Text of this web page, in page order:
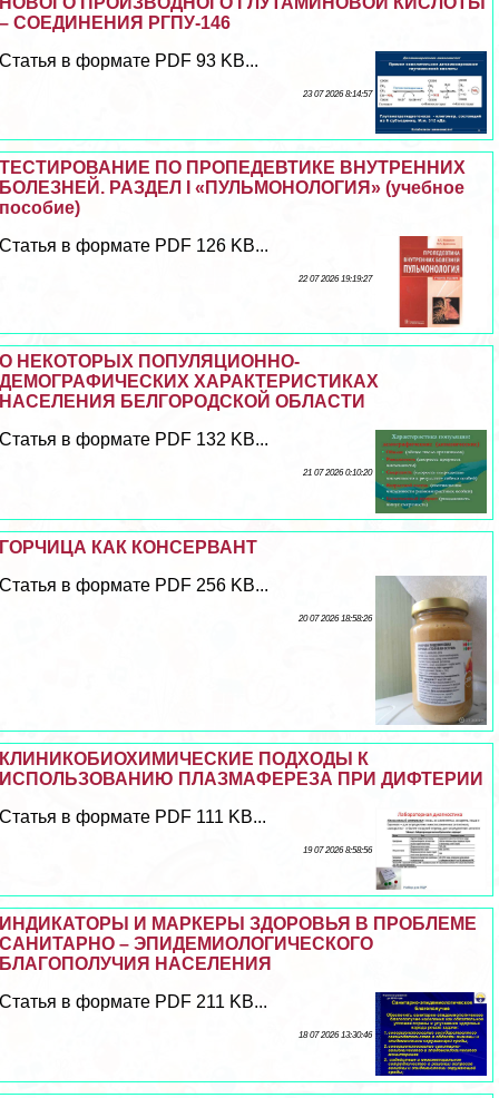
– СОЕДИНЕНИЯ РГПУ-146
Статья в формате PDF 93 KB...
23 07 2026 8:14:57
ТЕСТИРОВАНИЕ ПО ПРОПЕДЕВТИКЕ ВНУТРЕННИХ
БОЛЕЗНЕЙ. РАЗДЕЛ I «ПУЛЬМОНОЛОГИЯ» (учебное
пособие)
Статья в формате PDF 126 KB...
22 07 2026 19:19:27
О НЕКОТОРЫХ ПОПУЛЯЦИОННО-
ДЕМОГРАФИЧЕСКИХ ХАРАКТЕРИСТИКАХ
НАСЕЛЕНИЯ БЕЛГОРОДСКОЙ ОБЛАСТИ
Статья в формате PDF 132 KB...
21 07 2026 0:10:20
ГОРЧИЦА КАК КОНСЕРВАНТ
Статья в формате PDF 256 KB...
20 07 2026 18:58:26
КЛИНИКОБИОХИМИЧЕСКИЕ ПОДХОДЫ К
ИСПОЛЬЗОВАНИЮ ПЛАЗМАФЕРЕЗА ПРИ ДИФТЕРИИ
Статья в формате PDF 111 KB...
19 07 2026 8:58:56
ИНДИКАТОРЫ И МАРКЕРЫ ЗДОРОВЬЯ В ПРОБЛЕМЕ
САНИТАРНО – ЭПИДЕМИОЛОГИЧЕСКОГО
БЛАГОПОЛУЧИЯ НАСЕЛЕНИЯ
Статья в формате PDF 211 KB...
18 07 2026 13:30:46